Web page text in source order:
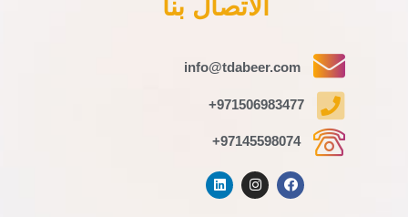
الاتصال بنا
info@tdabeer.com
971506983477+
97145598074+